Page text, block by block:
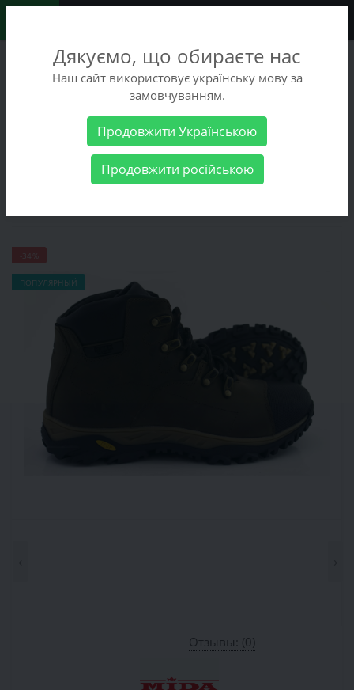
+38 (068) 486-90-09
+38 (093) 486-90-09
Мужские товары Мужская обувь Ботинки
ПОПУЛЯРНЫЙ
Отзывы: (0)
Дякуємо, що обираєте нас
Наш сайт використовує українську мову за
замовчуванням.
Продовжити Українською
Продовжити російською